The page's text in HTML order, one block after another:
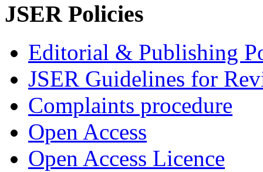
JSER Policies
Editorial & Publishing
JSER Guidelines for
Complaints procedure
Open Access
Open Access Licence